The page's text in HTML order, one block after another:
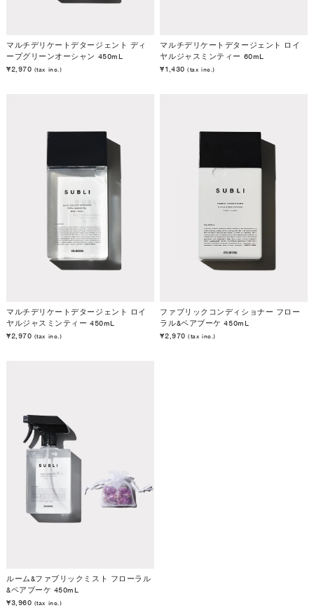
マルチデリケートデタージェント ディ
ープグリーンオーシャン 450mL
¥2,970 (tax inc.)
マルチデリケートデタージェント ロイ
ヤルジャスミンティー 60mL
¥1,430 (tax inc.)
マルチデリケートデタージェント ロイ
ヤルジャスミンティー 450mL
¥2,970 (tax inc.)
ファブリックコンディショナー フロー
ラル&ペアブーケ 450mL
¥2,970 (tax inc.)
ルーム&ファブリックミスト フローラル
&ペアブーケ 450mL
¥3,960 (tax inc.)